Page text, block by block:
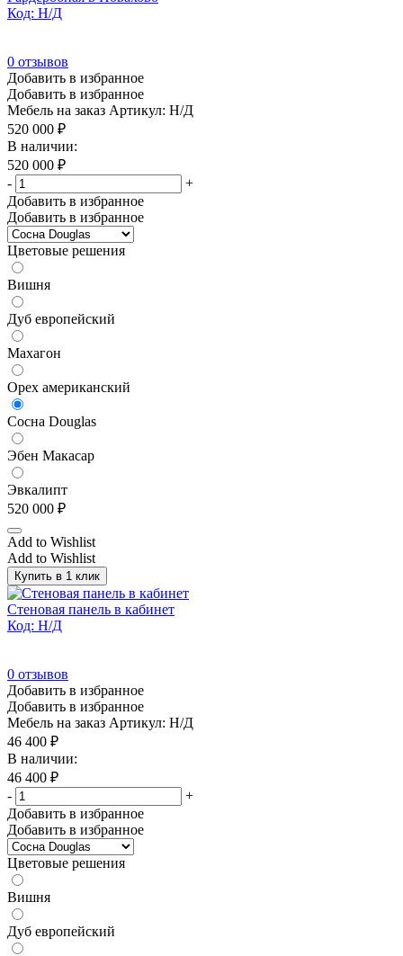
Код: Н/Д
0 отзывов
Добавить в избранное
Добавить в избранное
Мебель на заказ Артикул: Н/Д
520 000 ₽
В наличии:
520 000 ₽
-
+
Добавить в избранное
Добавить в избранное
Цветовые решения
Вишня
Дуб европейский
Махагон
Орех американский
Сосна Douglas
Эбен Макасар
Эвкалипт
520 000 ₽
Add to Wishlist
Add to Wishlist
Купить в 1 клик
Стеновая панель в кабинет
Код: Н/Д
0 отзывов
Добавить в избранное
Добавить в избранное
Мебель на заказ Артикул: Н/Д
46 400 ₽
В наличии:
46 400 ₽
-
+
Добавить в избранное
Добавить в избранное
Цветовые решения
Вишня
Дуб европейский